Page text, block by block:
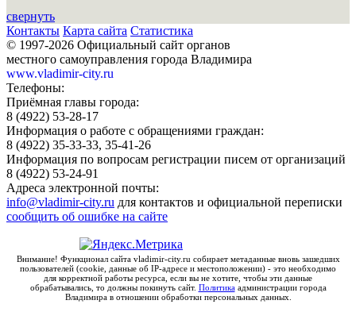
свернуть
Контакты Карта сайта Статистика
© 1997-2026 Официальный сайт органов
местного самоуправления города Владимира
www.vladimir-city.ru
Телефоны:
Приёмная главы города:
8 (4922) 53-28-17
Информация о работе с обращениями граждан:
8 (4922) 35-33-33, 35-41-26
Информация по вопросам регистрации писем от организаций
8 (4922) 53-24-91
Адреса электронной почты:
info@vladimir-city.ru для контактов и официальной переписки
сообщить об ошибке на сайте
Внимание! Функционал сайта vladimir-city.ru собирает метаданные вновь зашедших
пользователей (cookie, данные об IP-адресе и местоположении) - это необходимо
для корректной работы ресурса, если вы не хотите, чтобы эти данные
обрабатывались, то должны покинуть сайт. Политикаадминистрации города
Владимира в отношении обработки персональных данных.